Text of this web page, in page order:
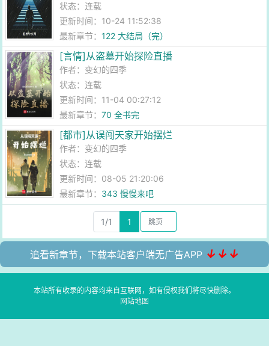
状态：连载
更新时间：10-24 11:52:38
最新章节：122 大结局（完）
[言情]从盗墓开始探险直播
作者： 变幻的四季
状态：连载
更新时间：11-04 00:27:12
最新章节：70 全书完
[都市]从误闯天家开始摆烂
作者： 变幻的四季
状态：连载
更新时间：08-05 21:20:06
最新章节： 343 慢慢来吧
1/1 1
追看新章节，下载本站客户端无广告APP ↓↓↓
本站所有收录的内容均来自互联网，如有侵权我们将尽快删除。
网站地图